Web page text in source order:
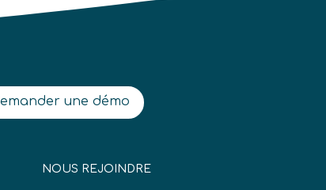
une démo
NOUS REJOINDRE